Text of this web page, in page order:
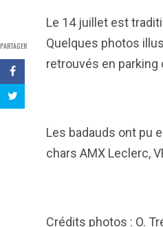
PARTAGER
Le 14 juillet est
Quelques photos
retrouvés en parking
Les badauds ont pu
chars AMX Leclerc,
Crédits photos : O.